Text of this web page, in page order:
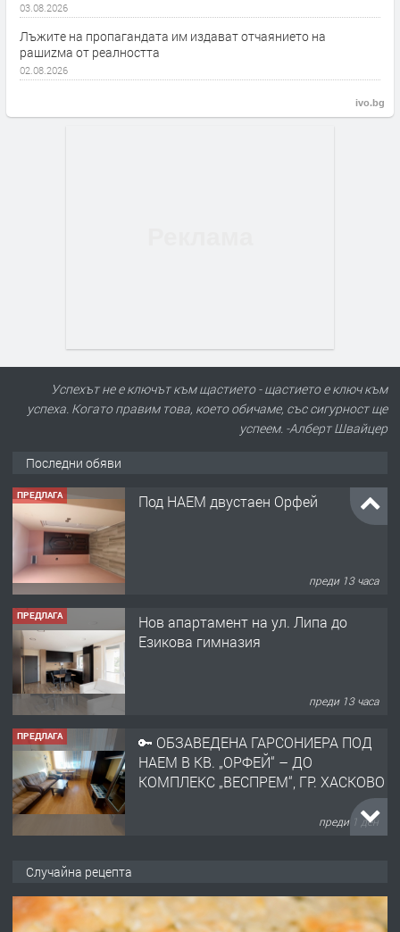
03.08.2026
Лъжите на пропагандата им издават отчаянието на
рашиzма от реалността
02.08.2026
ivo.bg
Успехът не е ключът към щастието - щастието е ключ към
успеха. Когато правим това, което обичаме, със сигурност ще
успеем. -Алберт Швайцер
Последни обяви
ПРЕДЛАГА Под НАЕМ двустаен Орфей
преди 13 часа
ПРЕДЛАГА
Нов апартамент на ул. Липа до
Езикова гимназия
преди 13 часа
ПРЕДЛАГА
🔑 ОБЗАВЕДЕНА ГАРСОНИЕРА ПОД
НАЕМ В КВ. „ОРФЕЙ“ – ДО
КОМПЛЕКС „ВЕСПРЕМ“, ГР. ХАСКОВО
преди 1 ден
АПАРТАМЕНТ В ЦЕНТЪРА НА ГР.
ХАСКОВО
Случайна рецепта